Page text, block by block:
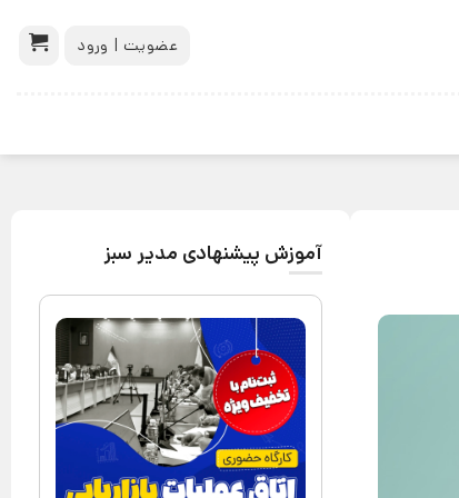
عضویت | ورود
آموزش پیشنهادی مدیر سبز